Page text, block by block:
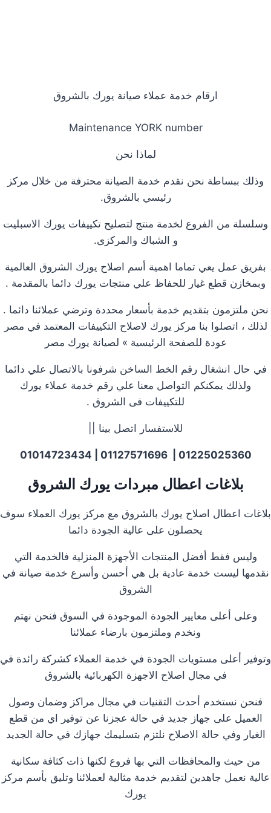
ارقام خدمة عملاء صيانة يورك بالشروق
Maintenance YORK number
لماذا نحن
وذلك ببساطة نحن نقدم خدمة الصيانة محترفة من خلال مركز
رئيسي بالشروق.
وسلسلة من الفروع لخدمة منتج لتصليح تكييفات يورك الاسبليت
و الشباك والمركزى.
بفريق عمل يعي تماما اهمية أسم اصلاح يورك الشروق العالمية
وبمخازن قطع غيار للحفاظ علي منتجات يورك دائما بالمقدمة .
نحن ملتزمون بتقديم خدمة بأسعار محددة وترضي عملائنا دائما .
لذلك ، اتصلوا بنا مركز يورك لاصلاح التكييفات المعتمد في مصر
عودة للصفحة الرئيسية » لصيانة يورك مصر
في حال انشغال رقم الخط الساخن شرفونا بالاتصال علي دائما
ولذلك يمكنكم التواصل معنا علي رقم خدمة عملاء يورك
للتكييفات فى الشروق .
للاستفسار اتصل بينا ||
01225025360 | 01127571696 | 01014723434
بلاغات اعطال مبردات يورك الشروق
بلاغات اعطال اصلاح يورك بالشروق مع مركز يورك العملاء سوف
يحصلون على عالية الجودة دائما
وليس فقط أفضل المنتجات الأجهزة المنزلية فالخدمة التي
نقدمها ليست خدمة عادية بل هي أحسن وأسرع خدمة صيانة في
الشروق
وعلى أعلى معايير الجودة الموجودة في السوق فنحن نهتم
ونخدم وملتزمون بارضاء عملائنا
وتوفير أعلى مستويات الجودة في خدمة العملاء كشركة رائدة في
في مجال اصلاح الاجهزة الكهربائية بالشروق
فنحن نستخدم أحدث التقنيات في مجال مراكز وضمان وصول
العميل على جهاز جديد في حالة عجزنا عن توفير اي من قطع
الغيار وفي حالة الاصلاح نلتزم بتسليمك جهازك في حالة الجديد
من حيث والمحافظات التي بها فروع لكنها ذات كثافة سكانية
عالية نعمل جاهدين لتقديم خدمة مثالية لعملائنا وتليق بأسم مركز
يورك